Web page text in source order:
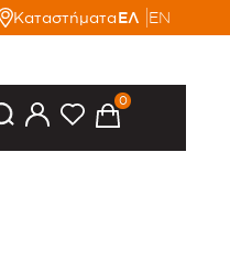
ΚαταστήματαΕΛ EN
0